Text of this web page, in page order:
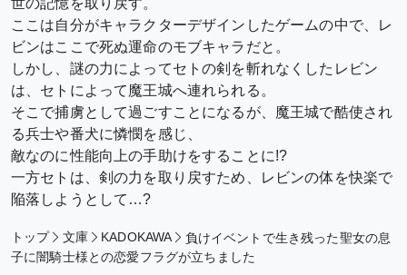
ここは自分がキャラクターデザインしたゲームの中で、レ
ビンはここで死ぬ運命のモブキャラだと。
しかし、謎の力によってセトの剣を斬れなくしたレビン
は、セトによって魔王城へ連れられる。
そこで捕虜として過ごすことになるが、魔王城で酷使され
る兵士や番犬に憐憫を感じ、
敵なのに性能向上の手助けをすることに!?
一方セトは、剣の力を取り戻すため、レビンの体を快楽で
陥落しようとして…?
トップ 文庫 KADOKAWA
負けイベントで生き残った聖女の息
子に闇騎士様との恋愛フラグが立ちました